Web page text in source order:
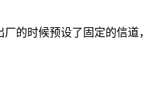
的时候预设了固定的信道